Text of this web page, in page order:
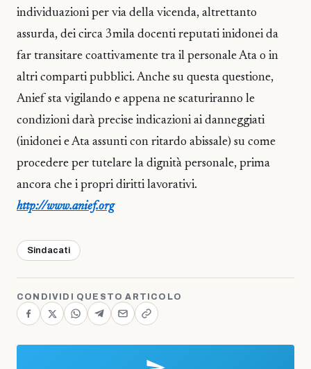
individuazioni per via della vicenda, altrettanto
assurda, dei circa 3mila docenti reputati inidonei da
far transitare coattivamente tra il personale Ata o in
altri comparti pubblici. Anche su questa questione,
Anief sta vigilando e appena ne scaturiranno le
condizioni darà precise indicazioni ai danneggiati
(inidonei e Ata assunti con ritardo abissale) su come
procedere per tutelare la dignità personale, prima
ancora che i propri diritti lavorativi.
http://www.anief.org
Sindacati
CONDIVIDI QUESTO ARTICOLO